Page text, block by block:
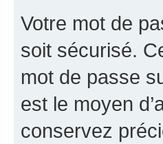
Votre mot de
soit sécurisé.
mot de passe
est le moyen
conservez